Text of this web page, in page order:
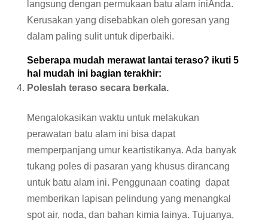
langsung dengan permukaan batu alam iniAnda.
Kerusakan yang disebabkan oleh goresan yang
dalam paling sulit untuk diperbaiki.
Seberapa mudah merawat lantai teraso? ikuti 5
hal mudah ini bagian terakhir:
Poleslah teraso secara berkala.
Mengalokasikan waktu untuk melakukan
perawatan batu alam ini bisa dapat
memperpanjang umur keartistikanya. Ada banyak
tukang poles di pasaran yang khusus dirancang
untuk batu alam ini. Penggunaan coating dapat
memberikan lapisan pelindung yang menangkal
spot air, noda, dan bahan kimia lainya. Tujuanya,